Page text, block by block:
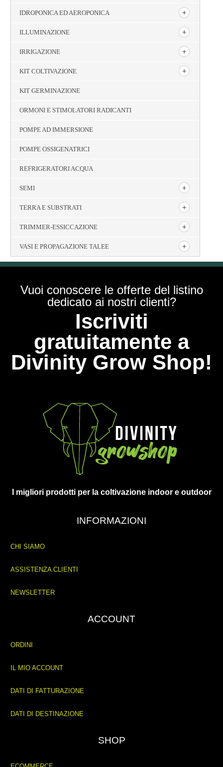
IDROPONICA ED AEROPONICA
ILLUMINAZIONE
IRRIGAZIONE
KIT COLTIVAZIONE
KIT GERMINAZIONE
ORMONI E STIMOLATORI RADICANTI
POMPE AD IMMERSIONE
POMPE OSSIGENATRICI
REFRIGERATORI ACQUA
SEMI
TERRA E SUBSTRATI
TRIMMER-ESSICCAZIONE
VASI E PROPAGAZIONE TALEE
Vuoi conoscere le offerte del listino
dedicato ai nostri clienti?
Iscriviti
gratuitamente a
Divinity Grow Shop!
I migliori prodotti per la coltivazione indoor e outdoor
INFORMAZIONI
CHI SIAMO
ASSISTENZA CLIENTI
NEWSLETTER
ACCOUNT
ORDINI
IL MIO ACCOUNT
DATI DI FATTURAZIONE
DATI DI DESTINAZIONE
SHOP